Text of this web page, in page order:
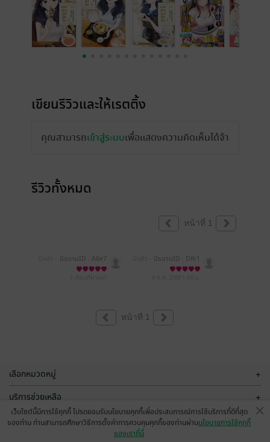
เขียนรีวิวและให้เรตติ้ง
คุณสามารถเข้าสู่ระบบเพื่อแสดงความคิดเห็นได้จ้า
รีวิวทั้งหมด
หน้าที่ 1
นิรนามID : A6e7
A0E480
นิรนามID : DRr1
E53279
หน้าที่ 1
เลือกหมวดหมู่ +
บริการช่วยเหลือ +
เกี่ยวกับเรา
เว็บไซต์นี้มีการใช้คุกกี้ โปรดยอมรับนโยบายคุกกี้เพื่อประสบการณ์การใช้บริการที่ดีที่สุด
ของท่าน ท่านสามารถศึกษาวิธีการตั้งค่าการควบคุมคุกกี้ของท่านผ่านนโยบายการใช้คุกกี้
ของเราที่นี่